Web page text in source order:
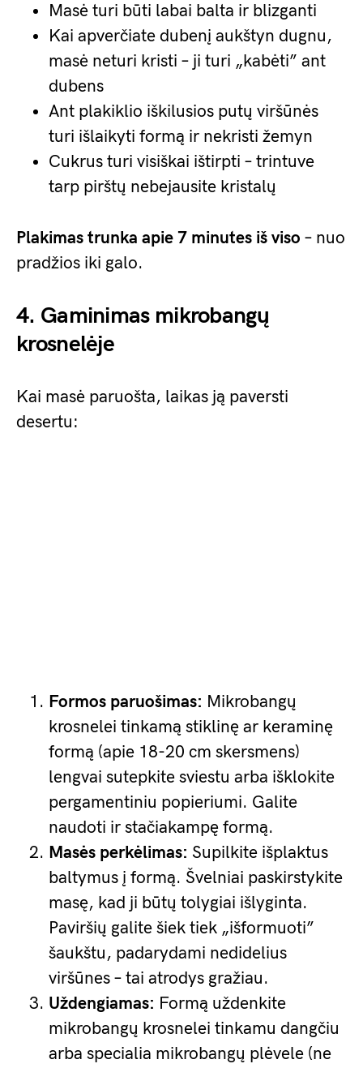
Masė turi būti labai balta ir blizganti
Kai apverčiate dubenį aukštyn dugnu,
masė neturi kristi – ji turi „kabėti” ant
dubens
Ant plakiklio iškilusios putų viršūnės
turi išlaikyti formą ir nekristi žemyn
Cukrus turi visiškai ištirpti – trintuve
tarp pirštų nebejausite kristalų
Plakimas trunka apie 7 minutes iš viso – nuo
pradžios iki galo.
4. Gaminimas mikrobangų
krosnelėje
Kai masė paruošta, laikas ją paversti
desertu:
Formos paruošimas: Mikrobangų
krosnelei tinkamą stiklinę ar keraminę
formą (apie 18-20 cm skersmens)
lengvai sutepkite sviestu arba išklokite
pergamentiniu popieriumi. Galite
naudoti ir stačiakampę formą.
Masės perkėlimas: Supilkite išplaktus
baltymus į formą. Švelniai paskirstykite
masę, kad ji būtų tolygiai išlyginta.
Paviršių galite šiek tiek „išformuoti”
šaukštu, padarydami nedidelius
viršūnes – tai atrodys gražiau.
Uždengiamas: Formą uždenkite
mikrobangų krosnelei tinkamu dangčiu
arba specialia mikrobangų plėvele (ne